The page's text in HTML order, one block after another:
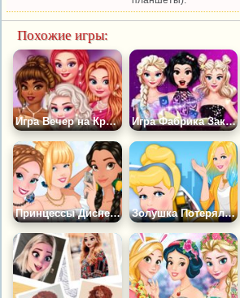
Похожие игры:
Игра Вечер на Красной Дорожке Игра Фабрика Заклинаний Таро
Принцессы Диснея: Открытые Плечи Золушка Потерялась в Нью-Йорке